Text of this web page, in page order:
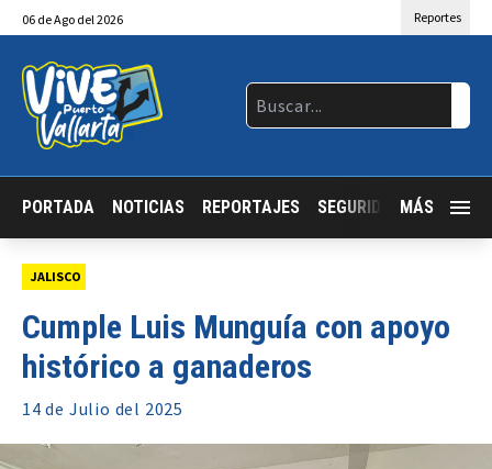
06 deAgo del 2026 Reportes
PORTADA NOTICIAS REPORTAJES SEGURIDAD JALISCO
MÁS
JALISCO
Cumple Luis Munguía con apoyo
histórico a ganaderos
14 de Julio del 2025